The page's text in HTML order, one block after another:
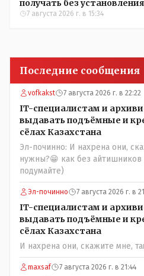
получать без
7 августа 2026 г. в 15:34
Последние сообщения
vofkakst 7 августа 2026 г. в 22:22
IT-специалистам и
выдавать подъёмные и
сёлах Казахстана
Эл-починно: И нахрена они,
нужны?😁 как без айтишников
подумайте)
Эл-починно 7 августа 2026 г. в
IT-специалистам и
выдавать подъёмные и
сёлах Казахстана
И нахрена они, скажите мне,
maxsaf 7 августа 2026 г. в 21:44